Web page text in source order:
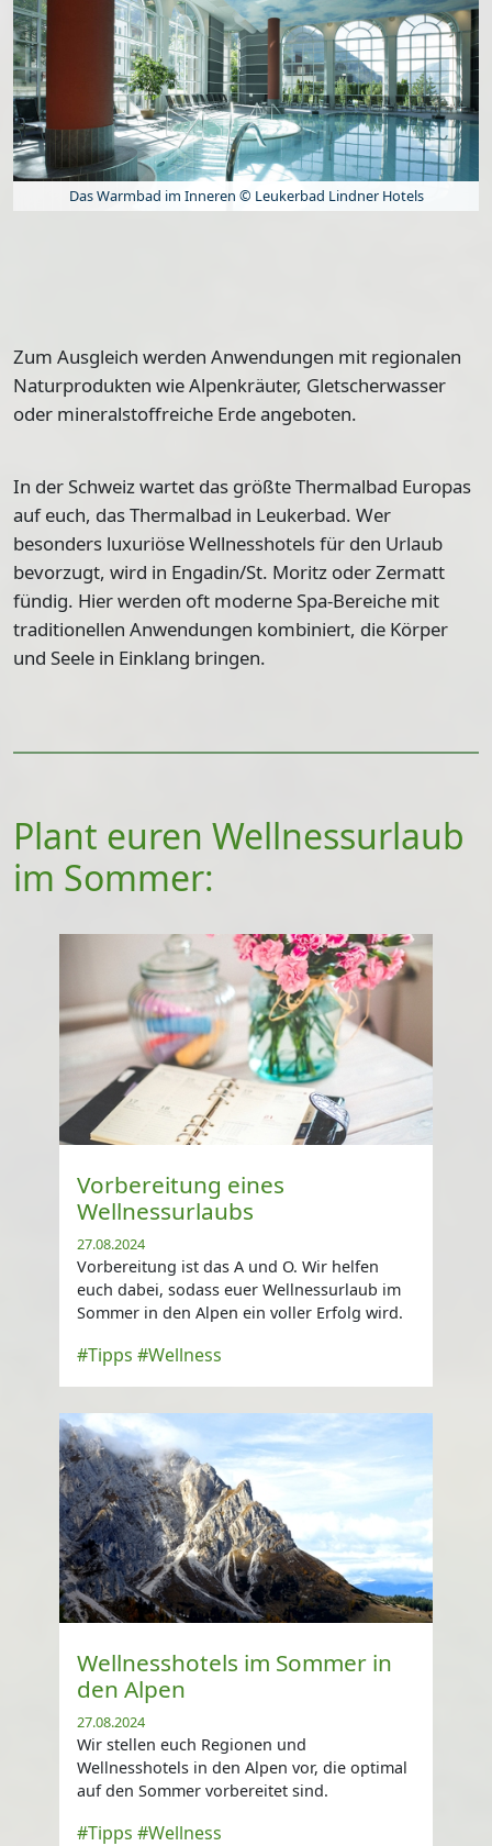
Das Warmbad im Inneren © Leukerbad Lindner Hotels
Zum Ausgleich werden Anwendungen mit regionalen
Naturprodukten wie Alpenkräuter, Gletscherwasser
oder mineralstoffreiche Erdeangeboten.
In der Schweiz wartet das größte Thermalbad Europas
auf euch, dasThermalbad in Leukerbad. Wer
besonders luxuriöse Wellnesshotels für den Urlaub
bevorzugt, wird in Engadin/St. Moritz oder Zermatt
fündig. Hier werden oft moderne Spa-Bereiche mit
traditionellen Anwendungen kombiniert, die Körper
und Seele in Einklang bringen.
Plant euren Wellnessurlaub
im Sommer:
Vorbereitung eines
Wellnessurlaubs
27.08.2024
Vorbereitung ist das A und O. Wir helfen
euch dabei, sodass euer Wellnessurlaub im
Sommer in den Alpen ein voller Erfolg wird.
#Tipps #Wellness
Wellnesshotels im Sommer in
den Alpen
27.08.2024
Wir stellen euch Regionen und
Wellnesshotels in den Alpen vor, die optimal
auf den Sommer vorbereitet sind.
#Tipps #Wellness